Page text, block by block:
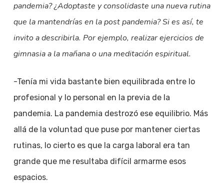
pandemia? ¿Adoptaste y consolidaste una nueva rutina
que la mantendrías en la post pandemia? Si es así, te
invito a describirla. Por ejemplo, realizar ejercicios de
gimnasia a la mañana o una meditación espiritual.
-Tenía mi vida bastante bien equilibrada entre lo
profesional y lo personal en la previa de la
pandemia. La pandemia destrozó ese equilibrio. Más
allá de la voluntad que puse por mantener ciertas
rutinas, lo cierto es que la carga laboral era tan
grande que me resultaba difícil armarme esos
espacios.